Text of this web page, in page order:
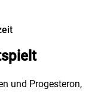
und Progesteron,